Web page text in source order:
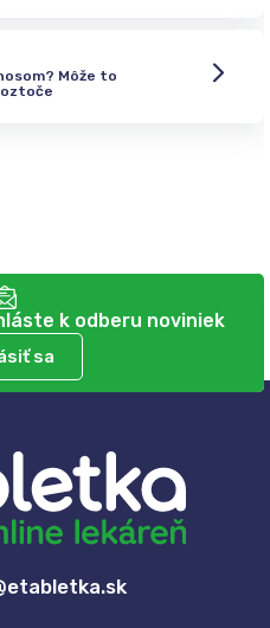
Môže to
k odberu noviniek
sa